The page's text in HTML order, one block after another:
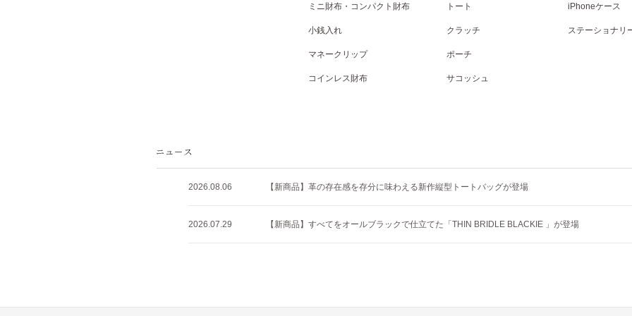
ミニ財布・コンパクト財布
小銭入れ
マネークリップ
コインレス財布
トート
クラッチ
ポーチ
サコッシュ
iPhoneケース
ステーショナリ
2026.08.06 【新商品】革の存在感を存分に味わえる新作縦型トートバッグが登場
2026.07.29 【新商品】すべてをオールブラックで仕立てた「THIN BRIDLE BLACKIE 」が登場